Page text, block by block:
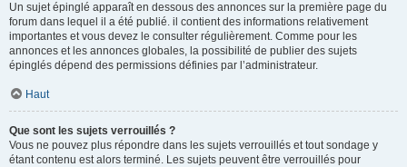
Un sujet épinglé apparaît en dessous des annonces sur la première page du
forum dans lequel il a été publié. il contient des informations relativement
importantes et vous devez le consulter régulièrement. Comme pour les
annonces et les annonces globales, la possibilité de publier des sujets
épinglés dépend des permissions définies par l’administrateur.
Haut
Que sont les sujets verrouillés ?
Vous ne pouvez plus répondre dans les sujets verrouillés et tout sondage y
étant contenu est alors terminé. Les sujets peuvent être verrouillés pour